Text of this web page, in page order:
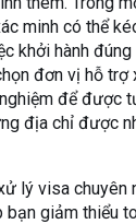
minh có thể
khởi hành đúng
đơn vị hỗ trợ
để được
địa chỉ được
lý visa chuyên
bạn giảm thiểu